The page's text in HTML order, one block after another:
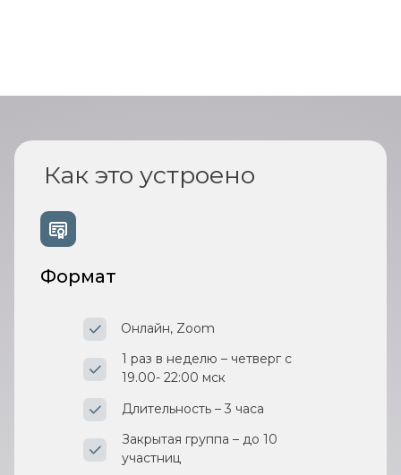
Как это устроено
Формат
Онлайн, Zoom
1 раз в неделю – четверг с
19.00- 22:00 мск
Длительность – 3 часа
Закрытая группа – до 10
участниц